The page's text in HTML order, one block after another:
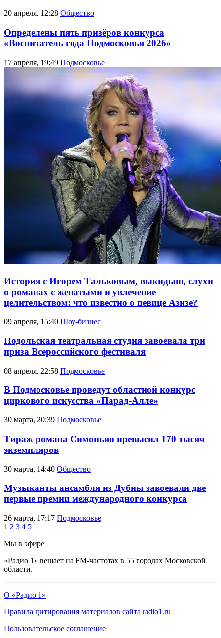
20 апреля, 12:28 Общество
Определены пять призёров конкурса
«Воспитатель года Подмосковья 2026»
17 апреля, 19:49 Подмосковье
История с Игорем Тальковым, выкидыш, слухи
о романах с женатыми и увлечение
целительством: что известно о певице Азизе?
09 апреля, 15:40 Шоу-бизнес
Подольская театральная студия завоевала три
приза Всероссийского фестиваля
08 апреля, 22:58 Подмосковье
В Подмосковье проведут областной конкурс
циркового искусства «Парад-Алле»
30 марта, 20:39 Подмосковье
Тираж романа Симоньян превысил 170 тысяч
экземпляров
30 марта, 14:40 Общество
Музыканты ансамбля из Дубны завоевали две
первые премии международного конкурса
26 марта, 17:17 Подмосковье
1 2 3 4 5
Мы в эфире
«Радио 1» вещает на FM-частотах в 55 городах Московской
области.
О «Радио 1»
Правила цитирования материалов сайта radio1.ru
Пользовательское соглашение